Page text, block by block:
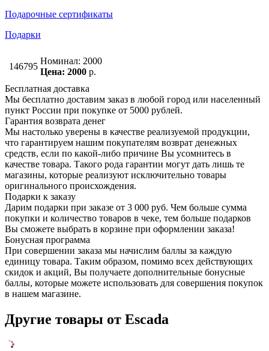
Подарочные сертификаты
Подарки
146795
Номинал: 2000
Цена: 2000 р.
Бесплатная доставка
Мы бесплатно доставим заказ в любой город или населенный
пункт России при покупке от 5000 рублей.
Гарантия возврата денег
Мы настолько уверены в качестве реализуемой продукции,
что гарантируем нашим покупателям возврат денежных
средств, если по какой-либо причине Вы усомнитесь в
качестве товара. Такого рода гарантии могут дать лишь те
магазины, которые реализуют исключительно товары
оригинального происхождения.
Подарки к заказу
Дарим подарки при заказе от 3 000 руб. Чем больше сумма
покупки и количество товаров в чеке, тем больше подарков
Вы сможете выбрать в корзине при оформлении заказа!
Бонусная программа
При совершении заказа мы начислим баллы за каждую
единицу товара. Таким образом, помимо всех действующих
скидок и акций, Вы получаете дополнительные бонусные
баллы, которые можете использовать для совершения покупок
в нашем магазине.
Другие товары от Escada